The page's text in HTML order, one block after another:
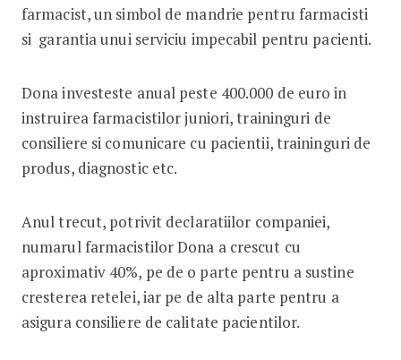
farmacist, un simbol de mandrie pentru farmacisti
si garantia unui serviciu impecabil pentru pacienti.
Dona investeste anual peste 400.000 de euro in
instruirea farmacistilor juniori, traininguri de
consiliere si comunicare cu pacientii, traininguri de
produs, diagnostic etc.
Anul trecut, potrivit declaratiilor companiei,
numarul farmacistilor Dona a crescut cu
aproximativ 40%, pe de o parte pentru a sustine
cresterea retelei, iar pe de alta parte pentru a
asigura consiliere de calitate pacientilor.